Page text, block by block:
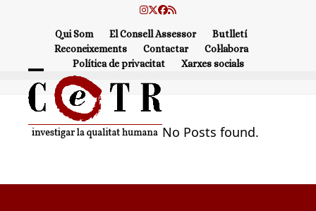
Instagram
Twitter
Facebook
RSS
Qui Som El Consell Assessor
Butlletí
Reconeixements
Contactar
Col·labora
Política de privacitat
Xarxes socials
Open
mobile
menu
Close
mobile
menu
No Posts found.